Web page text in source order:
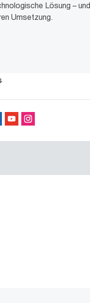
Lösung – und
Umsetzung.